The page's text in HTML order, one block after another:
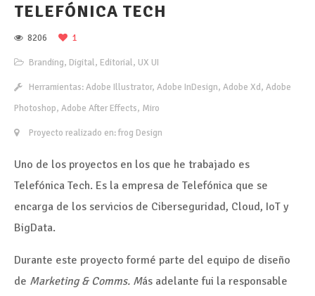
TELEFÓNICA TECH
8206 1
Branding, Digital, Editorial, UX UI
Herramientas: Adobe Illustrator, Adobe InDesign, Adobe Xd, Adobe
Photoshop, Adobe After Effects, Miro
Proyecto realizado en: frog Design
Uno de los proyectos en los que he trabajado es
Telefónica Tech. Es la empresa de Telefónica que se
encarga de los servicios de Ciberseguridad, Cloud, IoT y
BigData.
Durante este proyecto formé parte del equipo de diseño
de Marketing & Comms. Más adelante fui la responsable